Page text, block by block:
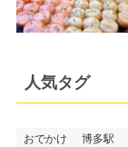
人気タグ
おでかけ 博多駅